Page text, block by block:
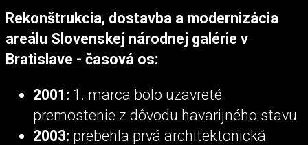
Rekonštrukcia, dostavba a modernizácia
areálu Slovenskej národnej galérie v
Bratislave - časová os:
2001: 1. marca bolo uzavreté
premostenie z dôvodu havarijného stavu
2003: prebehla prvá architektonická